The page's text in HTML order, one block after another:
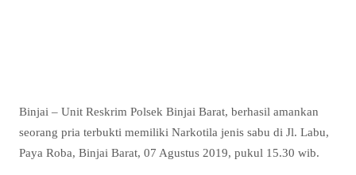
Binjai – Unit Reskrim Polsek Binjai Barat, berhasil amankan
seorang pria terbukti memiliki Narkotila jenis sabu di Jl. Labu,
Paya Roba, Binjai Barat, 07 Agustus 2019, pukul 15.30 wib.